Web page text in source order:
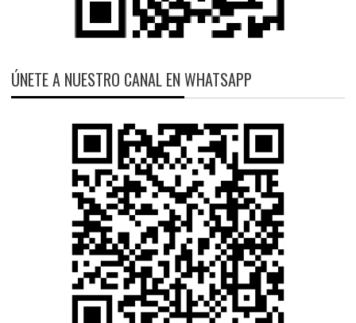
ÚNETE A NUESTRO CANAL EN WHATSAPP